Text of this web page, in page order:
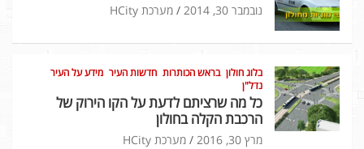
נובמבר 30, 2014 מערכת HCity
בלוג חולון בראש הכותרות חדשות העיר מידע על העיר
נדל"ן
כל מה שרציתם לדעת על הקו הירוק של
הרכבת הקלה בחולון
מרץ 30, 2016 מערכת HCity